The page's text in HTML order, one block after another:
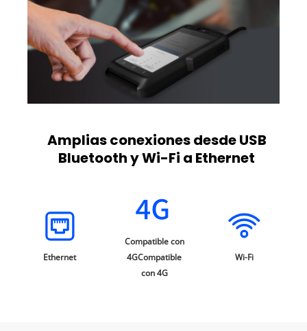
Amplias conexiones desde USB
Bluetooth y Wi-Fi a Ethernet
Ethernet
Compatible con
4GCompatible
con 4G
Wi-Fi